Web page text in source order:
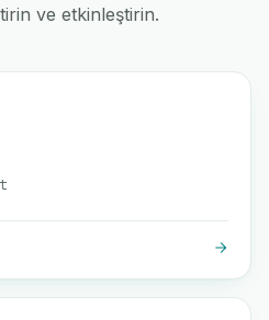
ve etkinleştirin.